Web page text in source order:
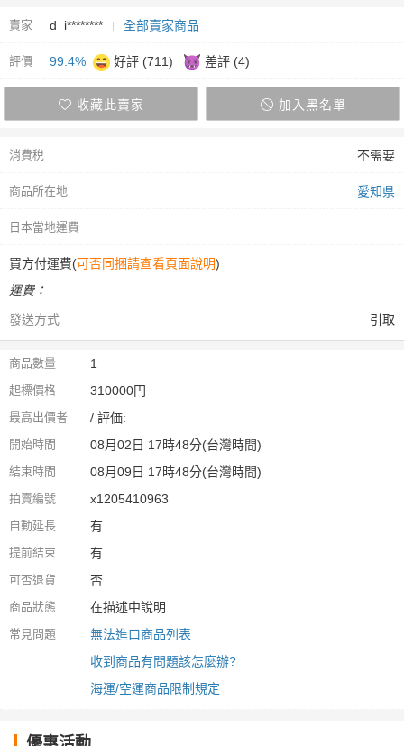
賣家 d_i******** 全部賣家商品
評價 99.4% 好評 (711) 差評 (4)
收藏此賣家 加入黑名單
消費稅 不需要
商品所在地 愛知県
日本當地運費
買方付運費(可否同捆請查看頁面說明)
運費：
發送方式
引取
商品數量 1
起標價格 310000円
最高出價者 / 評価:
開始時間 08月02日 17時48分(台灣時間)
結束時間 08月09日 17時48分(台灣時間)
拍賣編號 x1205410963
自動延長 有
提前結束 有
可否退貨 否
商品狀態 在描述中說明
常見問題
無法進口商品列表
收到商品有問題該怎麼辦?
海運/空運商品限制規定